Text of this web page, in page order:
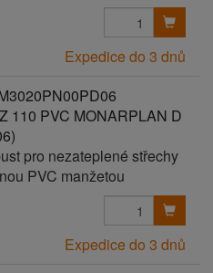
Expedice do 3 dnů
110 PVC MONARPLAN D
pro nezateplené střechy
PVC manžetou
Expedice do 3 dnů